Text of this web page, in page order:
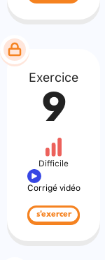
Exercice
9
Difficile
Corrigé vidéo
s'exercer